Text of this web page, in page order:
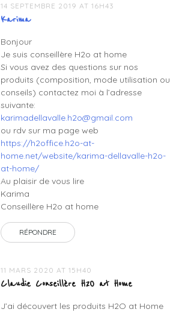
14 SEPTEMBRE 2019 AT 16H43
Karima
Bonjour
Je suis conseillère H2o at home
Si vous avez des questions sur nos
produits (composition, mode utilisation ou
conseils) contactez moi à l’adresse
suivante:
karimadellavalle.h2o@gmail.com
ou rdv sur ma page web
https://h2office.h2o-at-
home.net/website/karima-dellavalle-h2o-
at-home/
Au plaisir de vous lire
Karima
Conseillère H2o at home
RÉPONDRE
11 MARS 2020 AT 15H40
Claudie Conseillère H2O at Home
J’ai découvert les produits H2O at Home